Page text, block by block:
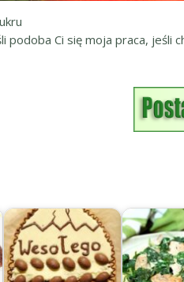
podoba Ci się moja praca,